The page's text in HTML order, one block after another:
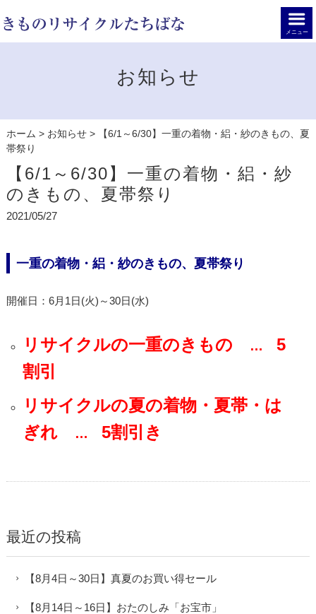
メニュー
お知らせ
ホーム > お知らせ>
【6/1～6/30】一重の着物・絽・紗のきもの、夏
帯祭り
【6/1～6/30】一重の着物・絽・紗
のきもの、夏帯祭り
2021/05/27
一重の着物・絽・紗のきもの、夏帯祭り
開催日：6月1日(火)～30日(水)
リサイクルの一重のきもの … 5
割引
リサイクルの夏の着物・夏帯・は
ぎれ
… 5割引き
最近の投稿
【8月4日～30日】真夏のお買い得セール
【8月14日～16日】おたのしみ「お宝市」